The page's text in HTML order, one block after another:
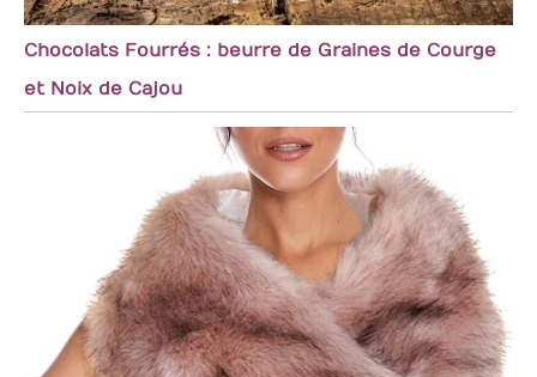
Chocolats Fourrés : beurre de Graines de Courge
et Noix de Cajou